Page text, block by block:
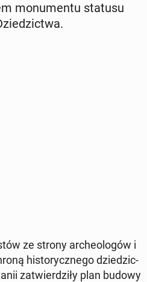
mo­nu­men­tu statusu
ze strony ar­che­olo­gów i
hi­sto­rycz­ne­go dzie­dzic­
za­twier­dzi­ły plan budowy